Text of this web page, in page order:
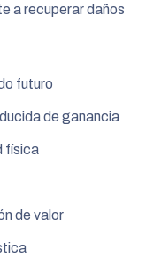
a recuperar daños
futuro
de ganancia
física
de valor